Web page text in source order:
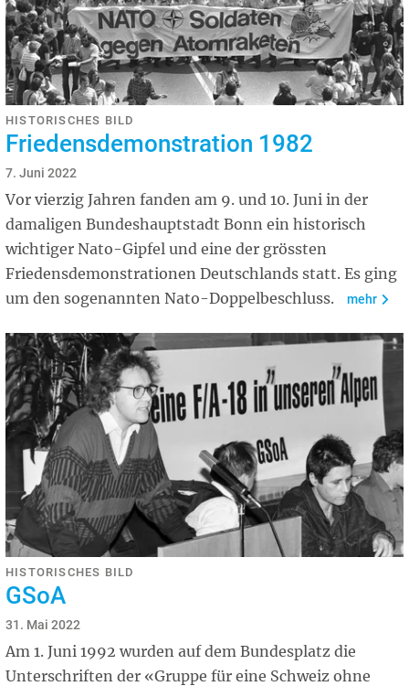
HISTORISCHES BILD
Friedensdemonstration 1982
7. Juni 2022
Vor vierzig Jahren fanden am 9. und 10. Juni in der
damaligen Bundeshauptstadt Bonn ein historisch
wichtiger Nato-Gipfel und eine der grössten
Friedensdemonstrationen Deutschlands statt. Es ging
um den sogenannten Nato-Doppelbeschluss.
mehr
HISTORISCHES BILD
GSoA
31. Mai 2022
Am 1. Juni 1992 wurden auf dem Bundesplatz die
Unterschriften der «Gruppe für eine Schweiz ohne